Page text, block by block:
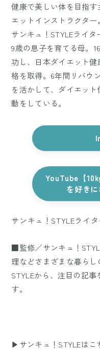
健康で美しい体を目指
エットインストラクター。
サンキュ！STYLEライタ
9歳の息子を育てる母。
功し、日本ダイエット
格を取得。6年間リバウ
を活かして、ダイエッ
動をしている。
YouTube【
を好きに
サンキュ！STYLEライ
■監修／サンキュ！
理などさまざまな暮らし
STYLEから、注目の記
す。
▶サンキュ！STYLEはこ